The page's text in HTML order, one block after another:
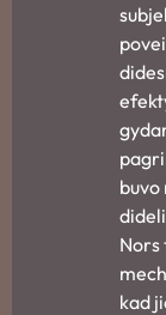
buvo
Nors
kad